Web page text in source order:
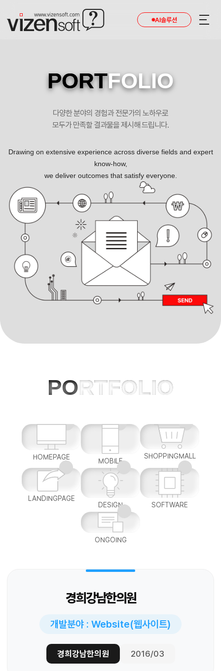
AI솔루션
경희강남한의원 포트폴리오
PORTFOLIO
다양한 분야의 경험과 전문가의 노하우로
모두가 만족할 결과물을 제시해 드립니다.
Drawing on extensive experience across diverse fields and expert
know-how,
we deliver outcomes that satisfy everyone.
PORTFOLIO
HOMEPAGE MOBILE
SHOPPINGMALL
LANDINGPAGE
DESIGN
SOFTWARE
ONGOING
경희강남한의원
개발분야 : Website(웹사이트)
경희강남한의원 2016/03